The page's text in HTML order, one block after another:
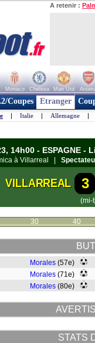
A retenir :
Monaco Chelsea Man Utd
Coupes Etranger
| Italie | Allemagne |
14h00 - ESPAGNE -
à Villarreal |
VILLARREAL 3
(mi-
30 40
Morales (57e)
Morales (71e)
Morales (80e)
STATS